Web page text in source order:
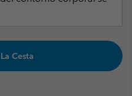
Cesta